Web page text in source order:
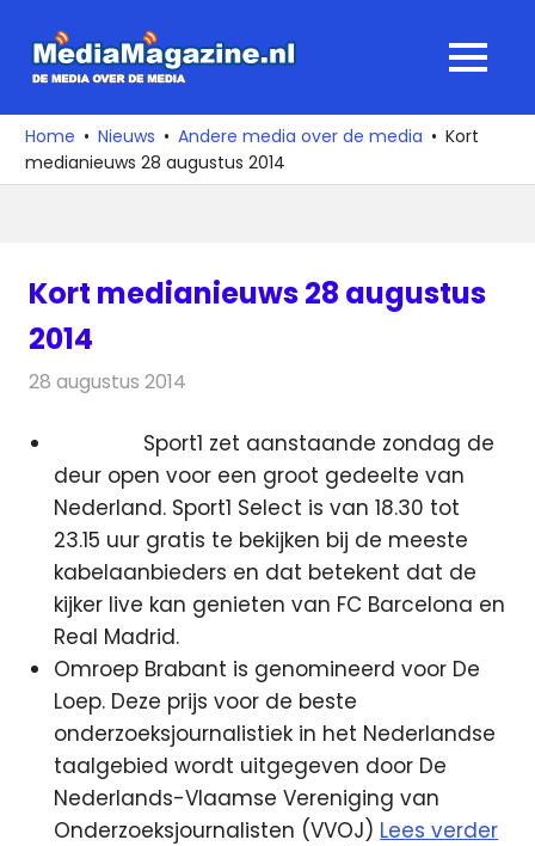
naar
media
over
de
MENU
Home Nieuws Andere media over de media
Kort
medianieuws 28 augustus 2014
Kort medianieuws 28 augustus
2014
28 augustus 2014
Sport1 zet aanstaande zondag de
deur open voor een groot gedeelte van
Nederland. Sport1 Select is van 18.30 tot
23.15 uur gratis te bekijken bij de meeste
kabelaanbieders en dat betekent dat de
kijker live kan genieten van FC Barcelona en
Real Madrid.
Omroep Brabant is genomineerd voor De
Loep. Deze prijs voor de beste
onderzoeksjournalistiek in het Nederlandse
taalgebied wordt uitgegeven door De
Nederlands-Vlaamse Vereniging van
Onderzoeksjournalisten (VVOJ) Lees verder